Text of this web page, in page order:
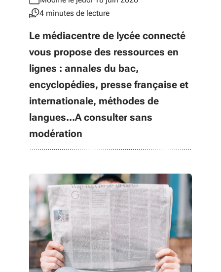
4 minutes de lecture
Le médiacentre de lycée connecté
vous propose des ressources en
lignes : annales du bac,
encyclopédies, presse française et
internationale, méthodes de
langues...A consulter sans
modération